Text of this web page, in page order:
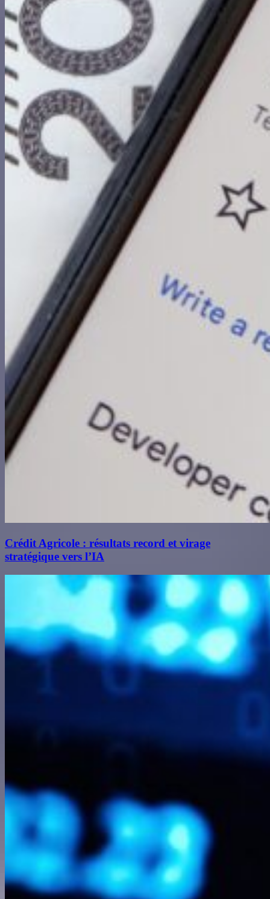
Crédit Agricole : résultats record et virage
stratégique vers l’IA